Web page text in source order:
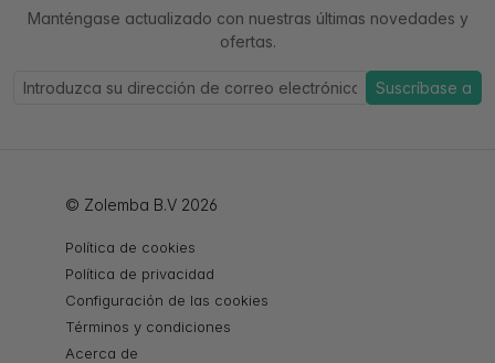
Manténgase actualizado con nuestras últimas novedades y
ofertas.
Suscríbase a
© Zolemba B.V 2026
Política de cookies
Política de privacidad
Configuración de las cookies
Términos y condiciones
Acerca de